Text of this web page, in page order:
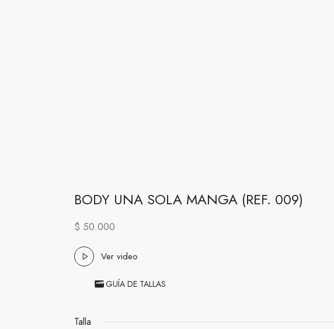
BODY UNA SOLA MANGA (REF. 009)
$ 50.000
Ver video
GUÍA DE TALLAS
Talla